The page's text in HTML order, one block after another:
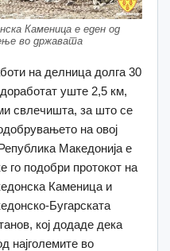
Каменица е еден од
во државата
на делница долга 30
уште 2,5 км,
свлечишта, за што се
на овој
Македонија е
го подобри протокот на
Каменица и
Бугарската
кој додаде дека
најголемите во